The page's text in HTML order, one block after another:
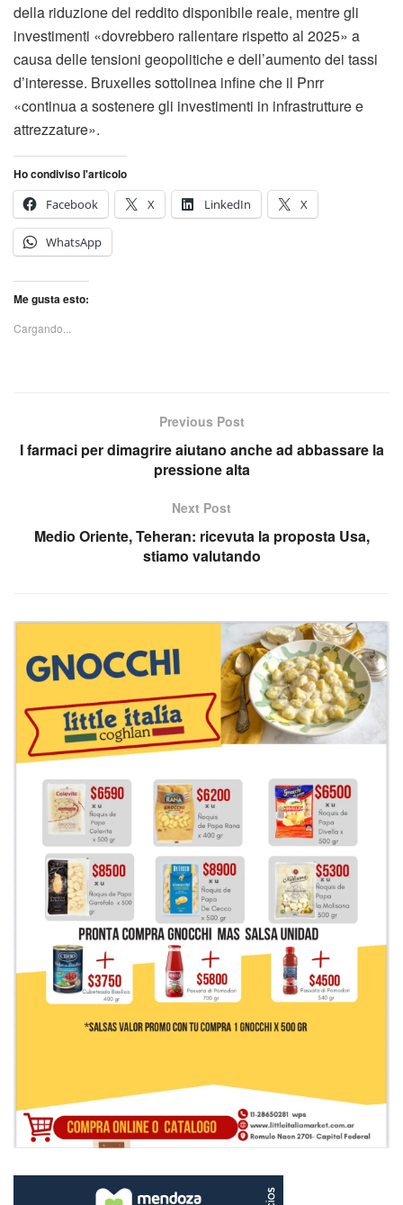
della riduzione del reddito disponibile reale, mentre gli
investimenti «dovrebbero rallentare rispetto al 2025» a
causa delle tensioni geopolitiche e dell’aumento dei tassi
d’interesse. Bruxelles sottolinea infine che il Pnrr
«continua a sostenere gli investimenti in infrastrutture e
attrezzature».
Ho condiviso l'articolo
Facebook
X LinkedIn X
WhatsApp
Me gusta esto:
Cargando...
Previous Post
I farmaci per dimagrire aiutano anche ad abbassare la
pressione alta
Next Post
Medio Oriente, Teheran: ricevuta la proposta Usa,
stiamo valutando